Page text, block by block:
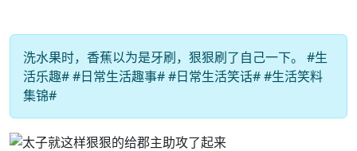
洗水果时，香蕉以为是牙刷，狠狠刷了自己一下。 #生
活乐趣# #日常生活趣事# #日常生活笑话# #生活笑料
集锦#